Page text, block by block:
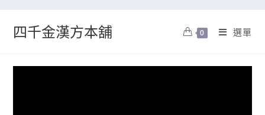
四千金漢方本舖 0 選單